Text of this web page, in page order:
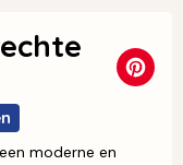
moderne en